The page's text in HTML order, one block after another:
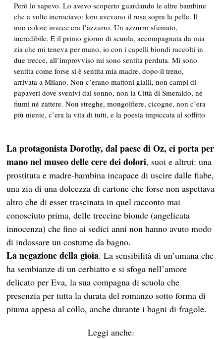
Però lo sapevo. Lo avevo scoperto guardando le altre bambine
che a volte incrociavo: loro avevano il rosa sopra la pelle. Il
mio colore invece era l’azzurro. Un azzurro sfumato,
incredibile. E il primo giorno di scuola, accompagnata da mia
zia che mi teneva per mano, io con i capelli biondi raccolti in
due trecce, all’improvviso mi sono sentita perduta. Mi sono
sentita come forse si è sentita mia madre, dopo il treno,
arrivata a Milano. Non c’erano mattoni gialli, non campi di
papaveri dove svenivi dal sonno, non la Città di Smeraldo, né
fiumi né zattere. Non streghe, mongolfiere, cicogne, non c’era
più niente, c’era la vita di tutti, e la poesia impiccata al soffitto
La protagonista Dorothy, dal paese di Oz, ci porta per
mano nel museo delle cere dei dolori, suoi e altrui: una
prostituta e madre-bambina incapace di uscire dalle fiabe,
una zia di una dolcezza di cartone che forse non aspettava
altro che di esser trascinata in quel racconto mai
conosciuto prima, delle treccine bionde (angelicata
innocenza) che fino ai sedici anni non hanno avuto modo
di indossare un costume da bagno.
La negazione della gioia. La sensibilità di un’umana che
ha sembianze di un cerbiatto e si sfoga nell’amore
delicato per Eva, la sua compagna di scuola che
presenzia per tutta la durata del romanzo sotto forma di
piuma appesa al collo, anche durante i bagni di fragole.
Leggi anche: